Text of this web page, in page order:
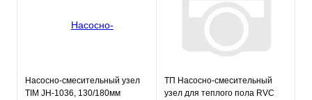
Насосно-смесительный узел
TIM JH-1036, 130/180мм
ТП Насосно-смесительный
узел для теплого пола RVC